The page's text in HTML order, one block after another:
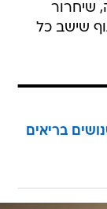
שיחרור
שישב כל
לנשנושים בריאים